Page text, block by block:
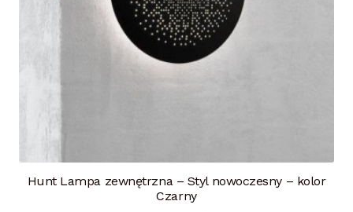
Hunt Lampa zewnętrzna – Styl nowoczesny – kolor
Czarny